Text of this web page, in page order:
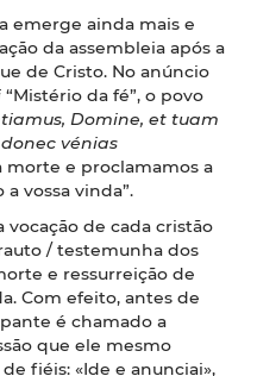
emerge ainda mais e
da assembleia após a
de Cristo. No anúncio
“Mistério da fé”, o povo
Domine, et tuam
vénias
morte e proclamamos a
vossa vinda”.
vocação de cada cristão
/ testemunha dos
e ressurreição de
Com efeito, antes de
é chamado a
que ele mesmo
fiéis: «Ide e anunciai»,